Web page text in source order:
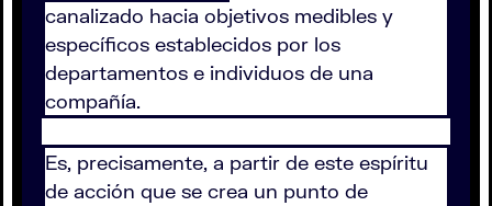
canalizado hacia objetivos medibles y
específicos establecidos por los
departamentos e individuos de una
compañía.
Es, precisamente, a partir de este espíritu
de acción que se crea un punto de